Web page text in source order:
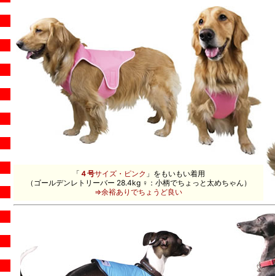
「 ４号サイズ・ピンク 」をもいもい着用
（ゴールデンレトリーバー 28.4kg ♀：小柄でちょっと太めちゃん）
⇒余裕ありでちょうど良い